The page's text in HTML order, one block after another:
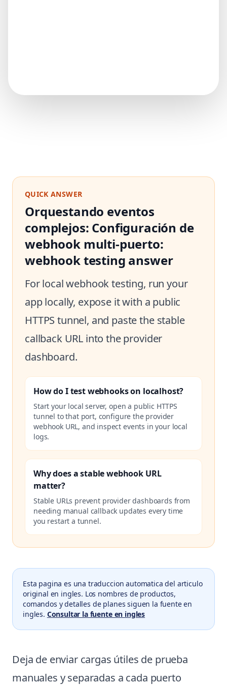
QUICK ANSWER
Orquestando eventos
complejos: Configuración de
webhook multi-puerto:
webhook testing answer
For local webhook testing, run your
app locally, expose it with a public
HTTPS tunnel, and paste the stable
callback URL into the provider
dashboard.
How do I test webhooks on localhost?
Start your local server, open a public HTTPS
tunnel to that port, configure the provider
webhook URL, and inspect events in your local
logs.
Why does a stable webhook URL
matter?
Stable URLs prevent provider dashboards from
needing manual callback updates every time
you restart a tunnel.
Esta pagina es una traduccion automatica del articulo
original en ingles. Los nombres de productos,
comandos y detalles de planes siguen la fuente en
ingles. Consultar la fuente en ingles
Deja de enviar cargas útiles de prueba
manuales y separadas a cada puerto